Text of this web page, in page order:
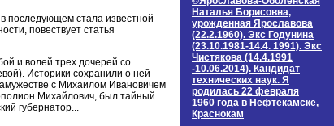
последующем стала известной
повествует статья
и волей трех дочерей со
Историки сохранили о ней
с Михаилом Ивановичем
Михайлович, был тайный
губернатор...
Наталья Борисовна,
урожденная Ярославова
(22.2.1960). Экс Годунина
(23.10.1981-14.4. 1991). Экс
Чистякова (14.4.1991
-10.06.2014). Кандидат
технических наук. Я
родилась 22 февраля
1960 года в Нефтекамске,
Краснокам